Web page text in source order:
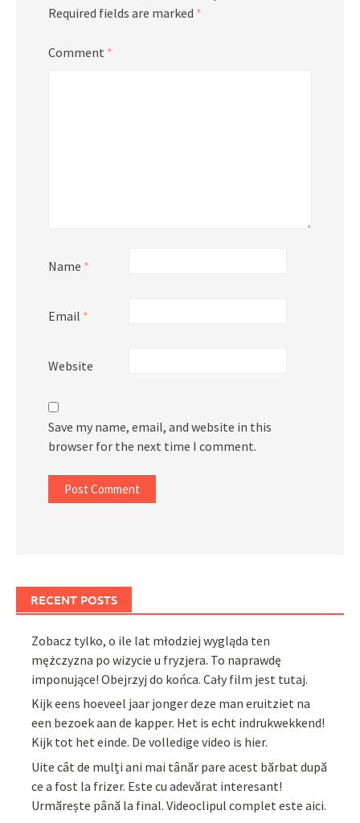
Required fields are marked *
Comment *
Name *
Email *
Website
Save my name, email, and website in this
browser for the next time I comment.
RECENT POSTS
Zobacz tylko, o ile lat młodziej wygląda ten
mężczyzna po wizycie u fryzjera. To naprawdę
imponujące! Obejrzyj do końca. Cały film jest tutaj.
Kijk eens hoeveel jaar jonger deze man eruitziet na
een bezoek aan de kapper. Het is echt indrukwekkend!
Kijk tot het einde. De volledige video is hier.
Uite cât de mulți ani mai tânăr pare acest bărbat după
ce a fost la frizer. Este cu adevărat interesant!
Urmărește până la final. Videoclipul complet este aici.